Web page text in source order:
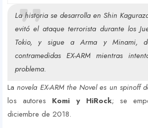
La historia se desarrolla en Shin
evitó el ataque terrorista durante los
Tokio, y sigue a Arma y Minami,
contramedidas EX-ARM mientras
problema.
La novela EX-ARM the Novel es un spinoff
los autores Komi y HiRock; se
diciembre de 2018.